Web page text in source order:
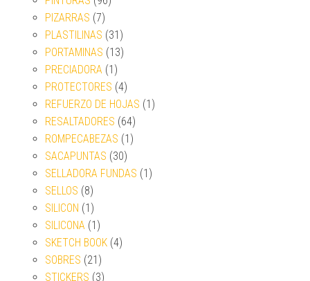
PIZARRAS (7)
PLASTILINAS (31)
PORTAMINAS (13)
PRECIADORA (1)
PROTECTORES (4)
REFUERZO DE HOJAS (1)
RESALTADORES (64)
ROMPECABEZAS (1)
SACAPUNTAS (30)
SELLADORA FUNDAS (1)
SELLOS (8)
SILICON (1)
SILICONA (1)
SKETCH BOOK (4)
SOBRES (21)
STICKERS (3)